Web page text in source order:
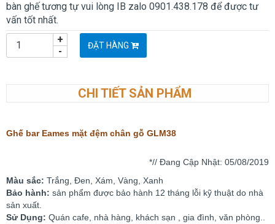
bàn ghế tương tự vui lòng IB zalo 0901.438.178 để được tư
vấn tốt nhất.
-
+ ĐẶT HÀNG
CHI TIẾT SẢN PHẨM
Ghế bar Eames mặt đệm chân gỗ GLM38
*// Đang Cập Nhật: 05/08/2019
Màu sắc: Trắng, Đen, Xám, Vàng, Xanh
Bảo hành: sản phẩm được bảo hành 12 tháng lỗi kỹ thuật do nhà
sản xuất.
Sử Dụng: Quán cafe, nhà hàng, khách sạn , gia đình, văn phòng..